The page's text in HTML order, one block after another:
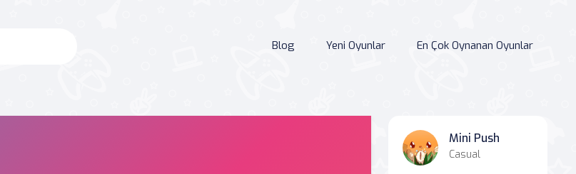
Blog Yeni Oyunlar En Çok Oynanan Oyunlar
Mini Push
Casual